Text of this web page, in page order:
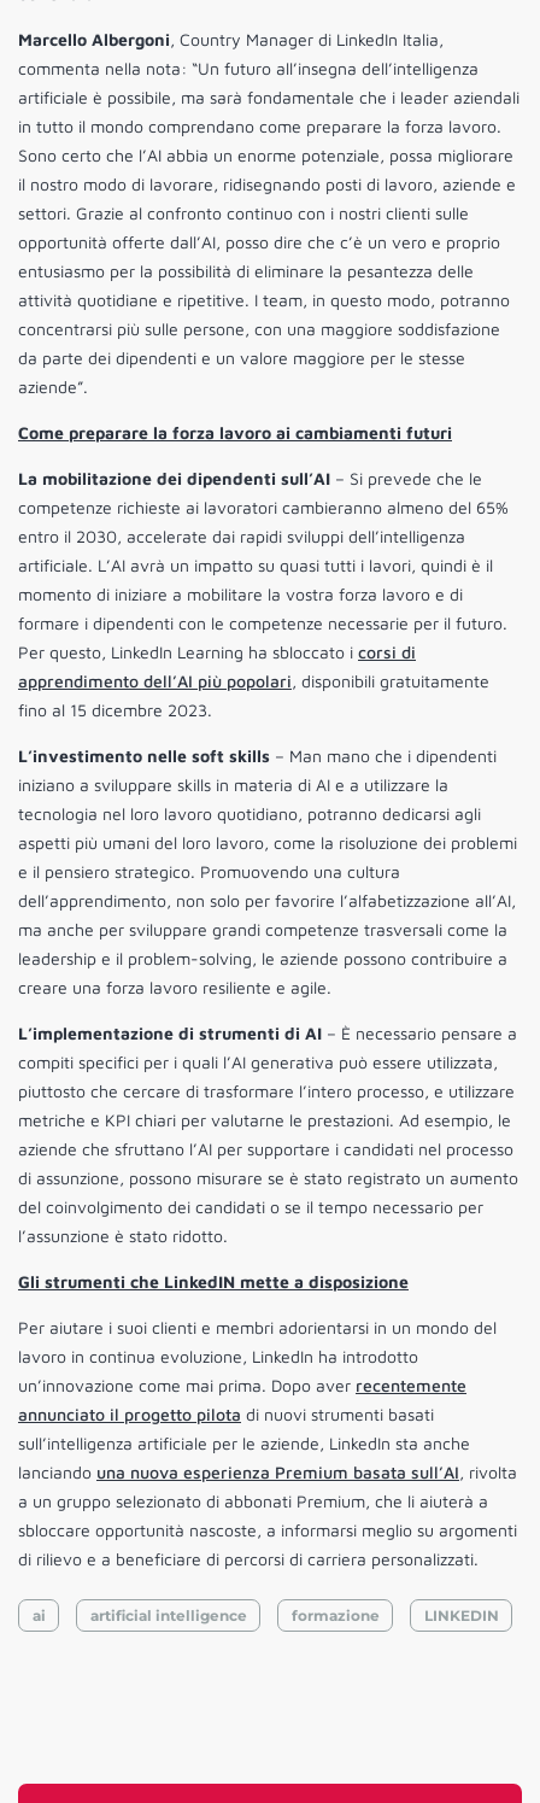
Marcello Albergoni, Country Manager di LinkedIn Italia,
commenta nella nota: “Un futuro all’insegna dell’intelligenza
artificiale è possibile, ma sarà fondamentale che i leader aziendali
in tutto il mondo comprendano come preparare la forza lavoro.
Sono certo che l’AI abbia un enorme potenziale, possa migliorare
il nostro modo di lavorare, ridisegnando posti di lavoro, aziende e
settori. Grazie al confronto continuo con i nostri clienti sulle
opportunità offerte dall’AI, posso dire che c’è un vero e proprio
entusiasmo per la possibilità di eliminare la pesantezza delle
attività quotidiane e ripetitive. I team, in questo modo, potranno
concentrarsi più sulle persone, con una maggiore soddisfazione
da parte dei dipendenti e un valore maggiore per le stesse
aziende”.
Come preparare la forza lavoro ai cambiamenti futuri
La mobilitazione dei dipendenti sull’AI – Si prevede che le
competenze richieste ai lavoratori cambieranno almeno del 65%
entro il 2030, accelerate dai rapidi sviluppi dell’intelligenza
artificiale. L’AI avrà un impatto su quasi tutti i lavori, quindi è il
momento di iniziare a mobilitare la vostra forza lavoro e di
formare i dipendenti con le competenze necessarie per il futuro.
Per questo, LinkedIn Learning ha sbloccato i corsi di
apprendimento dell’AI più popolari, disponibili gratuitamente
fino al 15 dicembre 2023.
L’investimento nelle soft skills – Man mano che i dipendenti
iniziano a sviluppare skills in materia di AI e a utilizzare la
tecnologia nel loro lavoro quotidiano, potranno dedicarsi agli
aspetti più umani del loro lavoro, come la risoluzione dei problemi
e il pensiero strategico. Promuovendo una cultura
dell’apprendimento, non solo per favorire l’alfabetizzazione all’AI,
ma anche per sviluppare grandi competenze trasversali come la
leadership e il problem-solving, le aziende possono contribuire a
creare una forza lavoro resiliente e agile.
L’implementazione di strumenti di AI – È necessario pensare a
compiti specifici per i quali l’AI generativa può essere utilizzata,
piuttosto che cercare di trasformare l’intero processo, e utilizzare
metriche e KPI chiari per valutarne le prestazioni. Ad esempio, le
aziende che sfruttano l’AI per supportare i candidati nel processo
di assunzione, possono misurare se è stato registrato un aumento
del coinvolgimento dei candidati o se il tempo necessario per
l’assunzione è stato ridotto.
Gli strumenti che LinkedIN mette a disposizione
Per aiutare i suoi clienti e membri adorientarsi in un mondo del
lavoro in continua evoluzione, LinkedIn ha introdotto
un’innovazione come mai prima. Dopo aver recentemente
annunciato il progetto pilota di nuovi strumenti basati
sull’intelligenza artificiale per le aziende, LinkedIn sta anche
lanciando una nuova esperienza Premium basata sull’AI, rivolta
a un gruppo selezionato di abbonati Premium, che li aiuterà a
sbloccare opportunità nascoste, a informarsi meglio su argomenti
di rilievo e a beneficiare di percorsi di carriera personalizzati.
ai artificial intelligence formazione LINKEDIN